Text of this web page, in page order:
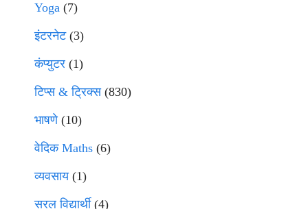
Yoga (7)
इंटरनेट(3)
कंप्युटर (1)
टिप्स & ट्रिक्स(830)
भाषणे(10)
वेदिक Maths (6)
व्यवसाय(1)
सरल विद्यार्थी(4)